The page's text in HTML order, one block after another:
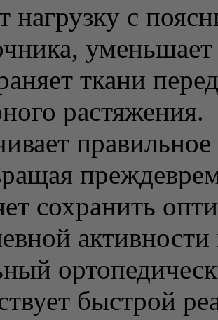
нагрузку с
ткани
растяжения.
сохранить
быстрой